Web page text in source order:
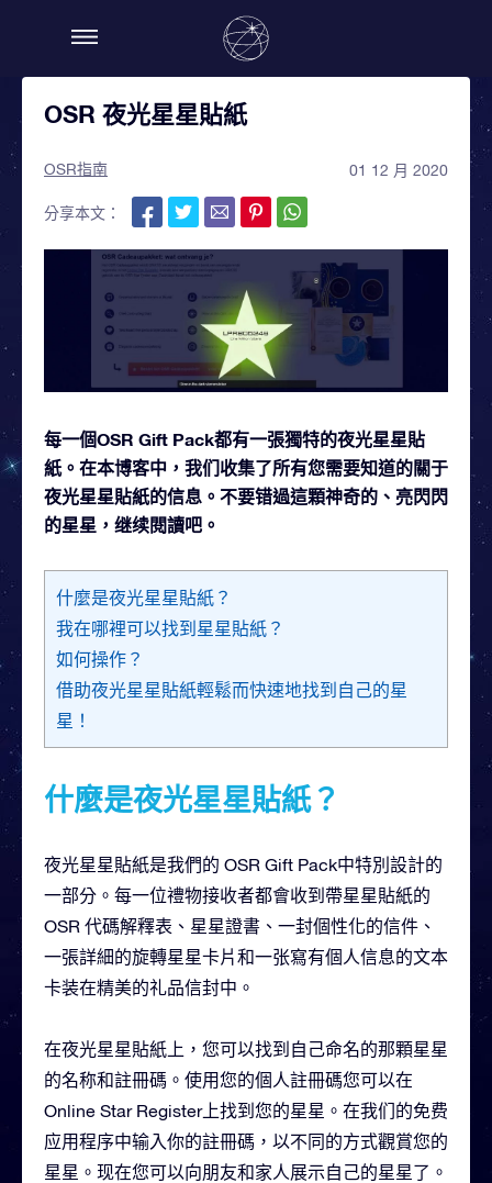
OSR 夜光星星貼紙
OSR指南 01 12 月 2020
分享本文：
每一個OSR Gift Pack都有一張獨特的夜光星星貼
紙。在本博客中，我们收集了所有您需要知道的關于
夜光星星貼紙的信息。不要错過這顆神奇的、亮閃閃
的星星，继续閱讀吧。
什麼是夜光星星貼紙？
我在哪裡可以找到星星貼紙？
如何操作？
借助夜光星星貼紙輕鬆而快速地找到自己的星
星！
什麼是夜光星星貼紙？
夜光星星貼紙是我們的 OSR Gift Pack中特別設計的
一部分。每一位禮物接收者都會收到帶星星貼紙的
OSR 代碼解釋表、星星證書、一封個性化的信件、
一張詳細的旋轉星星卡片和一张寫有個人信息的文本
卡装在精美的礼品信封中。
在夜光星星貼紙上，您可以找到自己命名的那顆星星
的名称和註冊碼。使用您的個人註冊碼您可以在
Online Star Register上找到您的星星。在我们的免费
应用程序中输入你的註冊碼，以不同的方式觀賞您的
星星。现在您可以向朋友和家人展示自己的星星了。